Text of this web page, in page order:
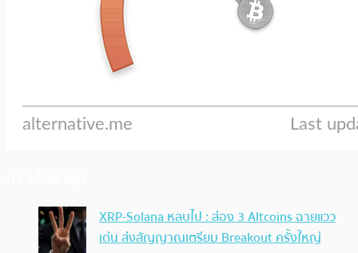
XRP-Solana หลบไป : ส่อง 3 Altcoins ฉายแวว
เด่น ส่งสัญญาณเตรียม Breakout ครั้งใหญ่